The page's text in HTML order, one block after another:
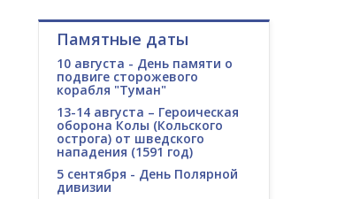
Памятные даты
10 августа - День памяти о
подвиге сторожевого
корабля "Туман"
13-14 августа – Героическая
оборона Колы (Кольского
острога) от шведского
нападения (1591 год)
5 сентября - День Полярной
дивизии